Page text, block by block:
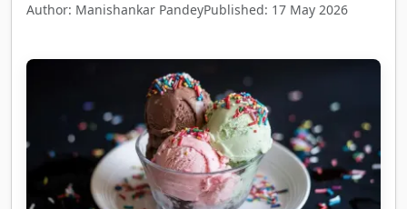
Author: Manishankar PandeyPublished: 17 May 2026